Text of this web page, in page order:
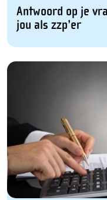
Antwoord op je
jou als zzp’er